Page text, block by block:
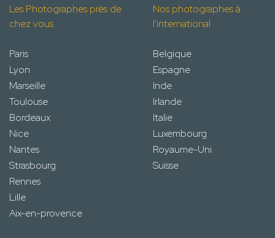
Les Photographes près de
chez vous
Paris
Lyon
Marseille
Toulouse
Bordeaux
Nice
Nantes
Strasbourg
Rennes
Lille
Aix-en-provence
Nos photographes à
l'international
Belgique
Espagne
Inde
Irlande
Italie
Luxembourg
Royaume-Uni
Suisse